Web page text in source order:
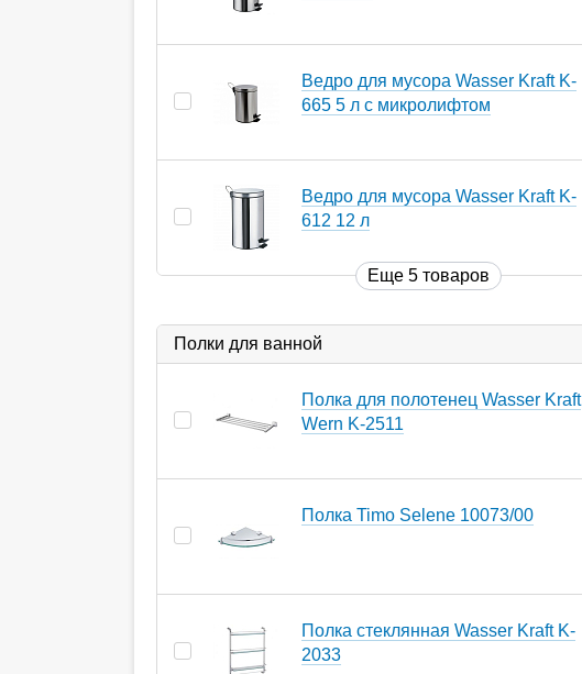
Ведро для мусора Wasser Kraft K-
665 5 л с микролифтом
Ведро для мусора Wasser Kraft K-
612 12 л
Еще 5 товаров
Полки для ванной
Полка для полотенец Wasser Kraft
Wern K-2511
Полка Timo Selene 10073/00
Полка стеклянная Wasser Kraft K-
2033